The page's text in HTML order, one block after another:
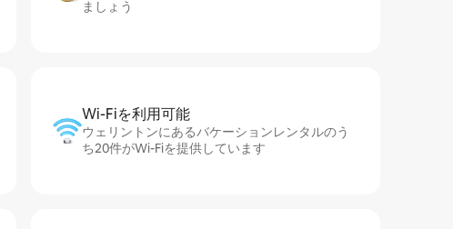
ましょう
Wi-Fiを利⁠用⁠可⁠能
ウェリントンにあるバケーションレンタルのう
ち20件がWi-Fiを提供しています